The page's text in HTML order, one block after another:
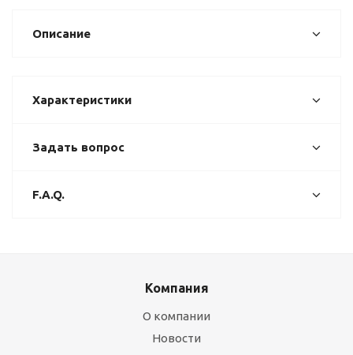
Описание
Характеристики
Задать вопрос
F.A.Q.
Компания
О компании
Новости